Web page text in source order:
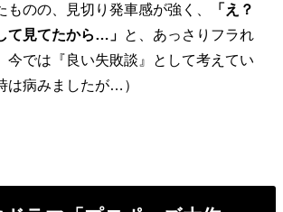
ものの、見切り発車感が強く、
「え？
て見てたから…」 と、あっさりフラれ
今では『良い失敗談』として考えてい
は病みましたが…）